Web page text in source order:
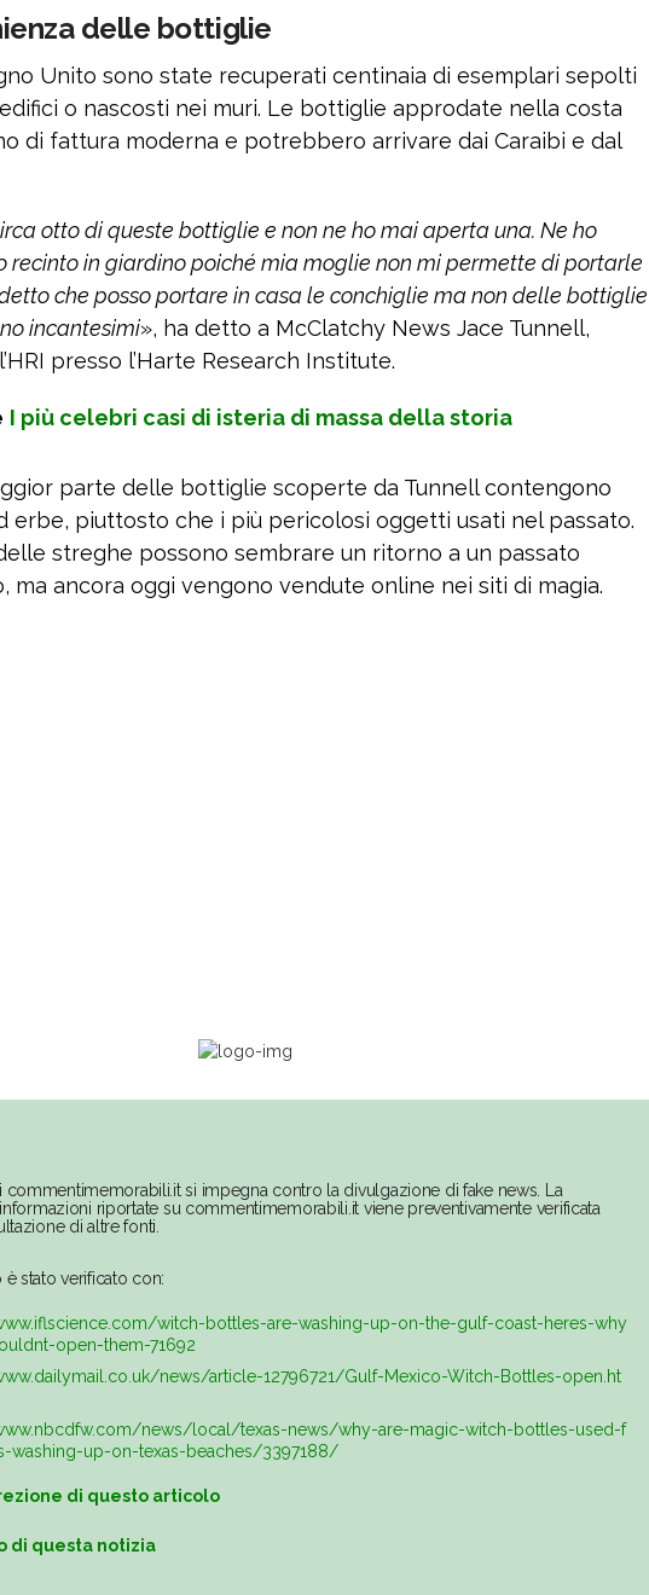
delle bottiglie
Unito sono state recuperati centinaia di esemplari sepolti
o nascosti nei muri. Le bottiglie approdate nella costa
di fattura moderna e potrebbero arrivare dai Caraibi e dal
otto di queste bottiglie e non ne ho mai aperta una. Ne ho
recinto in giardino poiché mia moglie non mi permette di portarle
che posso portare in casa le conchiglie ma non delle bottiglie
incantesimi», ha detto a McClatchy News Jace Tunnell,
presso l’Harte Research Institute.
I più celebri casi di isteria di massa della storia
parte delle bottiglie scoperte da Tunnell contengono
erbe, piuttosto che i più pericolosi oggetti usati nel passato.
streghe possono sembrare un ritorno a un passato
ma ancora oggi vengono vendute online nei siti di magia.
commentimemorabili.it si impegna contro la divulgazione di fake news. La
riportate su commentimemorabili.it viene preventivamente verificata
di altre fonti.
stato verificato con:
witch-bottles-are-washing-up-on-the-gulf-coast-heres-why
open-them-71692
news/article-12796721/Gulf-Mexico-Witch-Bottles-open.ht
news/local/texas-news/why-are-magic-witch-bottles-used-f
washing-up-on-texas-beaches/3397188/
di questo articolo
di questa notizia